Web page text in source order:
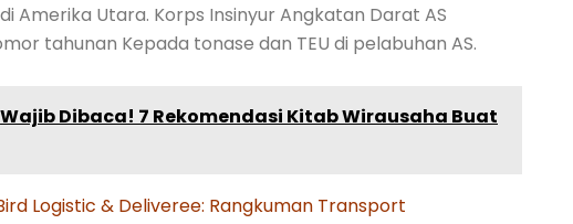
Amerika Utara. Korps Insinyur Angkatan Darat AS
tahunan Kepada tonase dan TEU di pelabuhan AS.
Wajib Dibaca! 7 Rekomendasi Kitab Wirausaha Buat
Logistic & Deliveree: Rangkuman Transport